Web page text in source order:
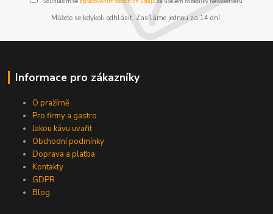
Můžete se kdykoli odhlásit. Zasíláme jednou za 14 dní.
Informace pro zákazníky
O pražírně
Pro firmy a gastro
Jakou kávu uvařit
Obchodní podmínky
Doprava a platba
Kontakty
GDPR
Blog